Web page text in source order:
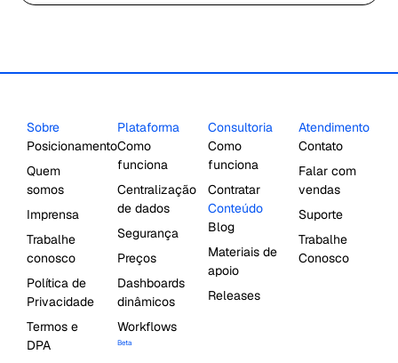
Sobre
Posicionamento
Quem
somos
Imprensa
Trabalhe
conosco
Política de
Privacidade
Termos e
DPA
Plataforma
Como
funciona
Centralização
de dados
Segurança
Preços
Dashboards
dinâmicos
Workflows
Beta
Consultoria
Como
funciona
Contratar
Conteúdo
Blog
Materiais de
apoio
Releases
Atendimento
Contato
Falar com
vendas
Suporte
Trabalhe
Conosco